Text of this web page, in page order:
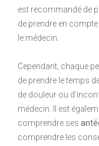
est recommandé de
de prendre en
le médecin.
Cependant, chaque
de prendre le temps
de douleur ou
médecin. Il est
comprendre ses
comprendre les